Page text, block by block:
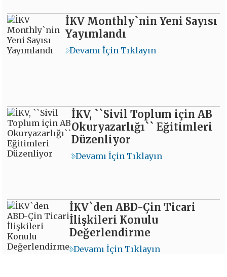
İKV Monthly`nin Yeni Sayısı
Yayımlandı
Devamı İçin Tıklayın
İKV, ``Sivil Toplum için AB
Okuryazarlığı`` Eğitimleri
Düzenliyor
Devamı İçin Tıklayın
İKV`den ABD-Çin Ticari
İlişkileri Konulu
Değerlendirme
Devamı İçin Tıklayın